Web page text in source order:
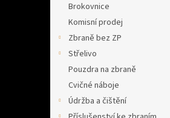
Brokovnice
Komisní prodej
Zbraně bez ZP
Střelivo
Pouzdra na zbraně
Cvičné náboje
Údržba a čištění